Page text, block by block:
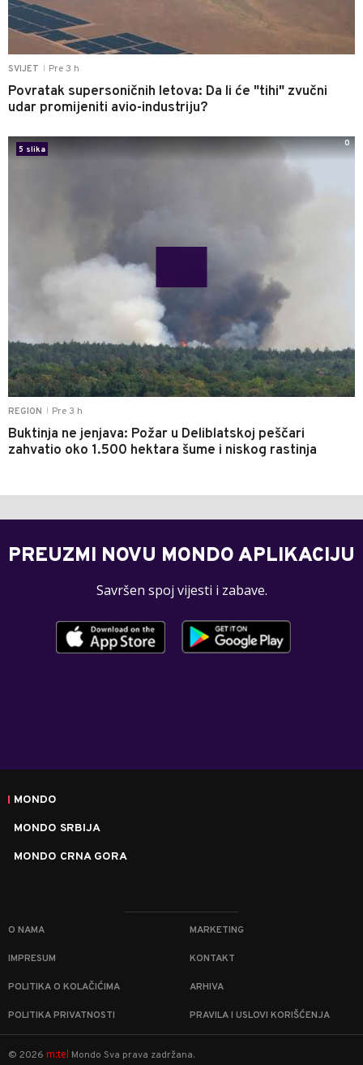
SVIJET Pre 3 h
Povratak supersoničnih letova: Da li će "tihi" zvučni
udar promijeniti avio-industriju?
REGION Pre 3 h
Buktinja ne jenjava: Požar u Deliblatskoj peščari
zahvatio oko 1.500 hektara šume i niskog rastinja
5 slika
0
PREUZMI NOVU MONDO APLIKACIJU
Savršen spoj vijesti i zabave.
MONDO
MONDO SRBIJA
MONDO CRNA GORA
O NAMA MARKETING
IMPRESUM KONTAKT
POLITIKA O KOLAČIĆIMA ARHIVA
POLITIKA PRIVATNOSTI PRAVILA I USLOVI KORIŠĆENJA
© 2026 m:tel Mondo Sva prava zadržana.